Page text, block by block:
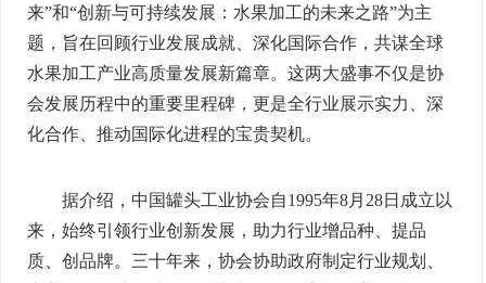
来”和“创新与可持续发展：水果加工的未来之路”为主
题，旨在回顾行业发展成就、深化国际合作，共谋全球
水果加工产业高质量发展新篇章。这两大盛事不仅是协
会发展历程中的重要里程碑，更是全行业展示实力、深
化合作、推动国际化进程的宝贵契机。
据介绍，中国罐头工业协会自1995年8月28日成立以
来，始终引领行业创新发展，助力行业增品种、提品
质、创品牌。三十年来，协会协助政府制定行业规划、